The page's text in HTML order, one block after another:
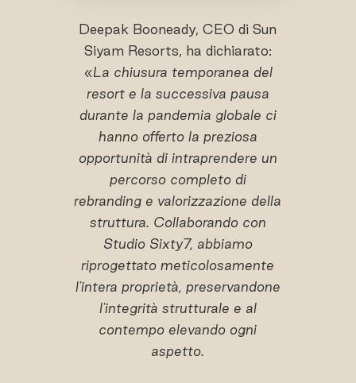
Deepak Booneady, CEO di Sun
Siyam Resorts, ha dichiarato:
«La chiusura temporanea del
resort e la successiva pausa
durante la pandemia globale ci
hanno offerto la preziosa
opportunità di intraprendere un
percorso completo di
rebranding e valorizzazione della
struttura. Collaborando con
Studio Sixty7, abbiamo
riprogettato meticolosamente
l'intera proprietà, preservandone
l'integrità strutturale e al
contempo elevando ogni
aspetto.